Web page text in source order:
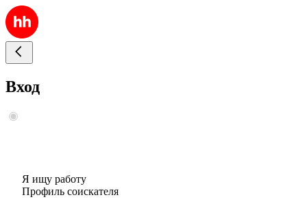
Вход
Я ищу работу
Профиль соискателя